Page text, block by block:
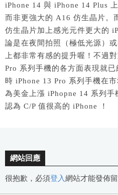
iPhone 14 與 iPhone 14 Plus
而非更強大的 A16 仿生晶片。
仿生晶片加上感光元件更大的
論是在夜間拍照（極低光源）
上都非常有感的提升喔！不過
Pro 系列手機的各方面表現就
時 iPhone 13 Pro 系列手機在
為美金上漲 iPhopne 14 系列手
認為 C/P 值很高的 iPhone ！
網站回應
很抱歉，必須登入網站才能發佈留